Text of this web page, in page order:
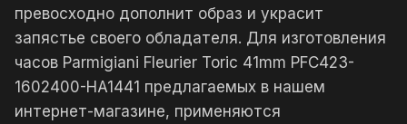
превосходно дополнит образ и украсит
запястье своего обладателя. Для изготовления
часов Parmigiani Fleurier Toric 41mm PFC423-
1602400-HA1441 предлагаемых в нашем
интернет-магазине, применяются